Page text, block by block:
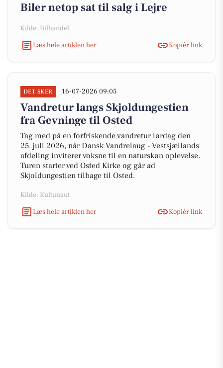
Biler netop sat til salg i Lejre
Kilde: Bilhandel
Læs hele artiklen her
Kopiér link
DET SKER 16-07-2026 09:05
Vandretur langs Skjoldungestien
fra Gevninge til Osted
Tag med på en forfriskende vandretur lørdag den
25. juli 2026, når Dansk Vandrelaug - Vestsjællands
afdeling inviterer voksne til en naturskøn oplevelse.
Turen starter ved Osted Kirke og går ad
Skjoldungestien tilbage til Osted.
Kilde: Kultunaut
Læs hele artiklen her
Kopiér link